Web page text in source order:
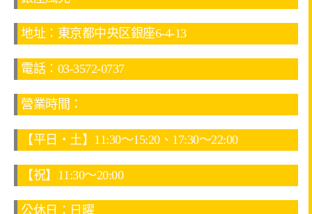
地址：東京都中央区銀座6-4-13
電話：03-3572-0737
營業時間：
【平日・土】11:30～15:20、17:30～22:00
【祝】11:30～20:00
公休日：日曜